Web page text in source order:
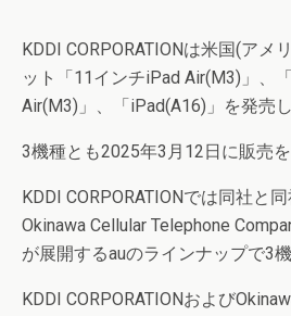
KDDI CORPORATIONは米国(アメ
ット「11インチiPad Air(M3)」、
Air(M3)」、「iPad(A16)」を発売し
3機種とも2025年3月12日に販売を
KDDI CORPORATIONでは同社と
Okinawa Cellular Telephone
が展開するauのラインナップで3
KDDI CORPORATIONおよび